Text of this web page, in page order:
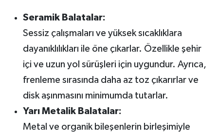
Seramik Balatalar:
Sessiz çalışmaları ve yüksek sıcaklıklara
dayanıklılıkları ile öne çıkarlar. Özellikle şehir
içi ve uzun yol sürüşleri için uygundur. Ayrıca,
frenleme sırasında daha az toz çıkarırlar ve
disk aşınmasını minimumda tutarlar.
Yarı Metalik Balatalar:
Metal ve organik bileşenlerin birleşimiyle